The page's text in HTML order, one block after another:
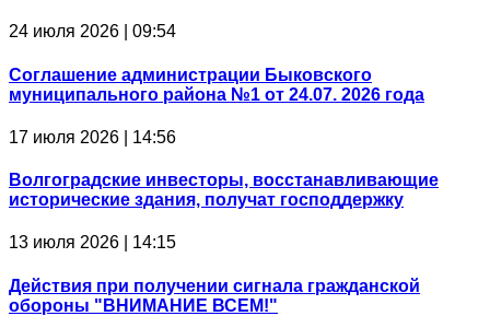
24 июля 2026 | 09:54
Соглашение администрации Быковского
муниципального района №1 от 24.07. 2026 года
17 июля 2026 | 14:56
Волгоградские инвесторы, восстанавливающие
исторические здания, получат господдержку
13 июля 2026 | 14:15
Действия при получении сигнала гражданской
обороны "ВНИМАНИЕ ВСЕМ!"